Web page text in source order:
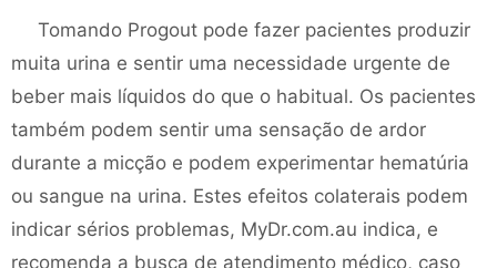
Tomando Progout pode fazer pacientes produzir
muita urina e sentir uma necessidade urgente de
beber mais líquidos do que o habitual. Os pacientes
também podem sentir uma sensação de ardor
durante a micção e podem experimentar hematúria
ou sangue na urina. Estes efeitos colaterais podem
indicar sérios problemas, MyDr.com.au indica, e
recomenda a busca de atendimento médico, caso